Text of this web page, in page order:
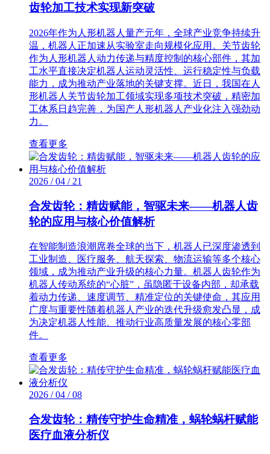
齿轮加工技术实现新突破
2026年作为人形机器人量产元年，全球产业竞争持续升
温，机器人正加速从实验室走向规模化应用。关节齿轮
作为人形机器人动力传递与精度控制的核心部件，其加
工水平直接决定机器人运动灵活性、运行稳定性与负载
能力，成为推动产业落地的关键支撑。近日，我国在人
形机器人关节齿轮加工领域实现多项技术突破，精密加
工体系日趋完善，为国产人形机器人产业化注入强劲动
力。
查看更多
2026 / 04 / 21
合发齿轮：精齿赋能，智驱未来——机器人齿
轮的应用与核心价值解析
在智能制造浪潮席卷全球的当下，机器人已深度渗透到
工业制造、医疗服务、航天探索、物流运输等多个核心
领域，成为推动产业升级的核心力量。机器人齿轮作为
机器人传动系统的“心脏”，虽隐匿于设备内部，却承载
着动力传递、速度调节、精准定位的关键使命，其应用
广度与重要性随着机器人产业的迭代升级愈发凸显，成
为决定机器人性能、推动行业高质量发展的核心零部
件。
查看更多
2026 / 04 / 08
合发齿轮：精传守护生命精准，蜗轮蜗杆赋能
医疗血液分析仪